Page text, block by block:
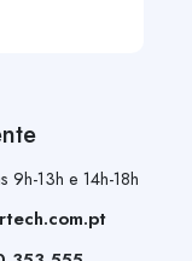
9h-13h e 14h-18h